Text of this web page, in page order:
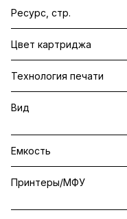
Ресурс, стр.
Цвет картриджа
Технология печати
Вид
Емкость
Принтеры/МФУ